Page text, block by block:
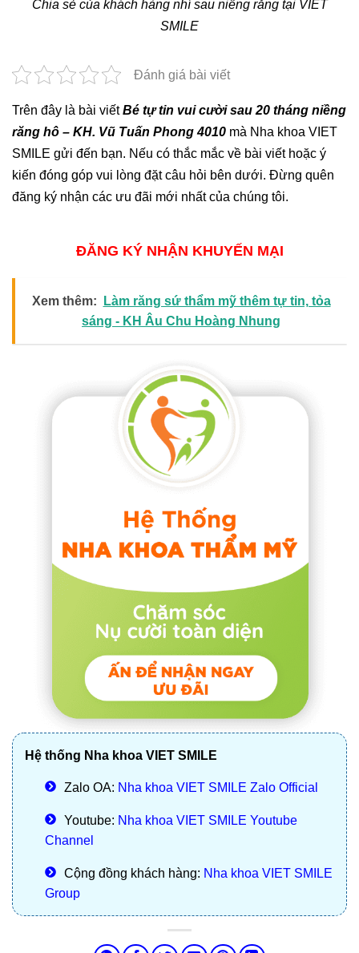
Chia sẻ của khách hàng nhí sau niềng răng tại VIET
SMILE
Đánh giá bài viết
Trên đây là bài viếtBé tự tin vui cười sau 20 tháng niềng
răng hô – KH. Vũ Tuấn Phong 4010 mà Nha khoa VIET
SMILE gửi đến bạn. Nếu có thắc mắc về bài viết hoặc ý
kiến đóng góp vui lòng đặt câu hỏi bên dưới. Đừng quên
đăng ký nhận các ưu đãi mới nhất của chúng tôi.
ĐĂNG KÝ NHẬN KHUYẾN MẠI
Xem thêm:
Làm răng sứ thẩm mỹ thêm tự tin, tỏa
sáng - KH Âu Chu Hoàng Nhung
Hệ thống Nha khoa VIET SMILE
Zalo OA: Nha khoa VIET SMILE Zalo Official
Youtube: Nha khoa VIET SMILE Youtube
Channel
Cộng đồng khách hàng: Nha khoa VIET SMILE
Group